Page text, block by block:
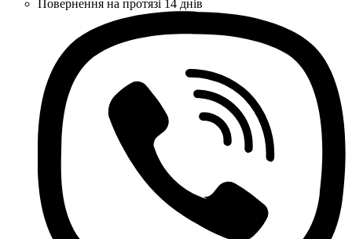
Повернення на протязі 14 днів